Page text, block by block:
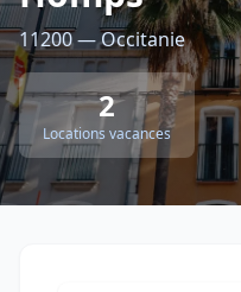
11200 — Occitanie
2
Locations vacances